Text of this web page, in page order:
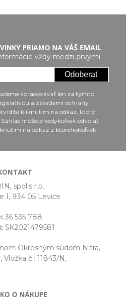
PRIAMO NA VÁŠ EMAIL
vždy medzi prvými
Odoberať
spracovávať len za týmto
a zásadami ochrany
kliknutím na odkaz, ktorý
môžete kedykoľvek odvolať
na odkaz z ktoréhokoľvek
spol.s r.o.
1, 934 05 Levice
36 535 788
SK2021479581
Okresným súdom Nitra,
Vložka č.: 11843/N,
O NÁKUPE